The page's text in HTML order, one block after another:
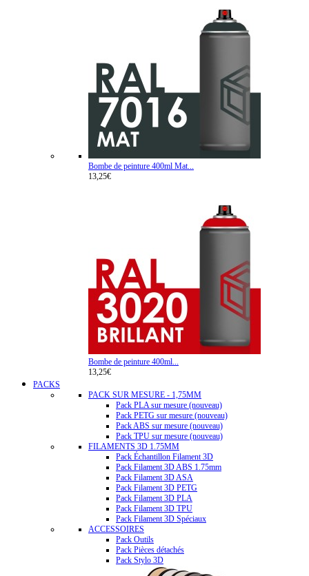
Bombe de peinture 400ml Mat...
13,25€
Bombe de peinture 400ml...
13,25€
PACKS
PACK SUR MESURE - 1,75MM
Pack PLA sur mesure (nouveau)
Pack PETG sur mesure (nouveau)
Pack ABS sur mesure (nouveau)
Pack TPU sur mesure (nouveau)
FILAMENTS 3D 1.75MM
Pack Échantillon Filament 3D
Pack Filament 3D ABS 1.75mm
Pack Filament 3D ASA
Pack Filament 3D PETG
Pack Filament 3D PLA
Pack Filament 3D TPU
Pack Filament 3D Spéciaux
ACCESSOIRES
Pack Outils
Pack Pièces détachés
Pack Stylo 3D